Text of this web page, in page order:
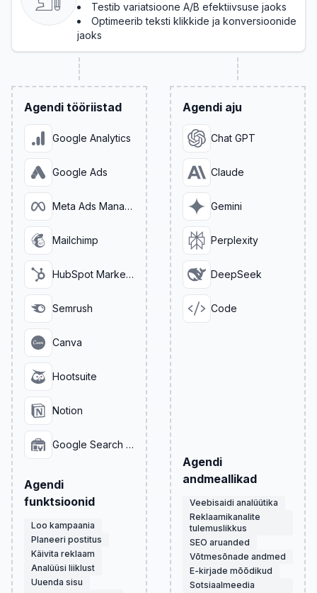
Testib variatsioone A/B efektiivsuse jaoks
Optimeerib teksti klikkide ja konversioonide
jaoks
Agendi tööriistad
Google Analytics
Google Ads
Meta Ads Manager
Mailchimp
HubSpot Marketing
Semrush
Canva
Hootsuite
Notion
Google Search Console
Agendi
funktsioonid
Loo kampaania
Planeeri postitus
Käivita reklaam
Analüüsi liiklust
Uuenda sisu
Agendi aju
Chat GPT
Claude
Gemini
Perplexity
DeepSeek
Code
Agendi
andmeallikad
Veebisaidi analüütika
Reklaamikanalite
tulemuslikkus
SEO aruanded
Võtmesõnade andmed
E-kirjade mõõdikud
Sotsiaalmeedia